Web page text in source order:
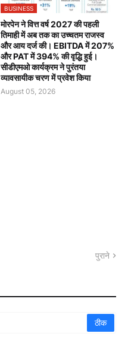
BUSINESS
मोरपेन ने वित्त वर्ष 2027 की पहली
तिमाही में अब तक का उच्चतम राजस्व
और आय दर्ज की। EBITDA में 207%
और PAT में 394% की वृद्धि हुई।
सीडीएमओ कार्यक्रम ने पुरंतया
व्यावसायीक चरण में प्रवेश किया
August 05, 2026
पुराने